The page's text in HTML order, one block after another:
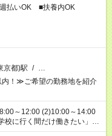
払いOK ■扶養内OK
京都)駅 / …
！≫ご希望の勤務地を紹介
」 「午前中は働いて、午後